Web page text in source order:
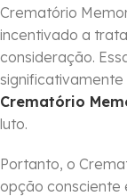
Crematório
incentivado a
consideração.
Crematório
luto.
Portanto, o
opção consciente